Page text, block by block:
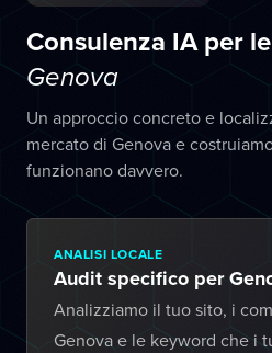
Consulenza IA per
Genova
Un approccio concreto e
mercato di Genova e
funzionano davvero.
ANALISI LOCALE
Audit specifico per
Analizziamo il tuo sito, i
Genova e le keyword che i